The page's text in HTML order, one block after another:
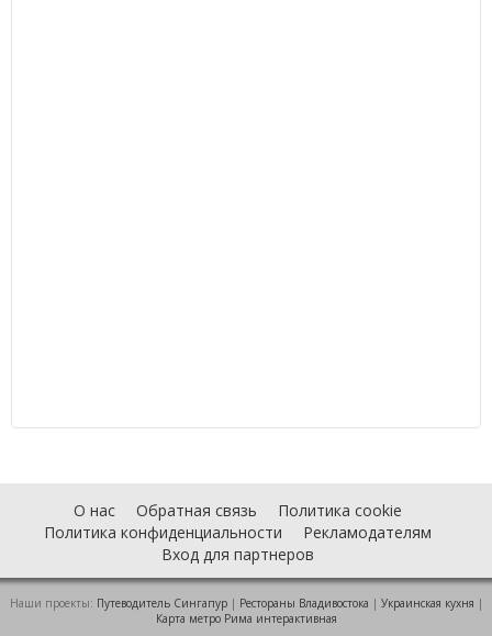
О нас Обратная связь
Политика cookie
Политика конфиденциальности
Рекламодателям
Вход для партнеров
Наши проекты: Путеводитель Сингапур| Рестораны Владивостока | Украинская кухня |
Карта метро Рима интерактивная